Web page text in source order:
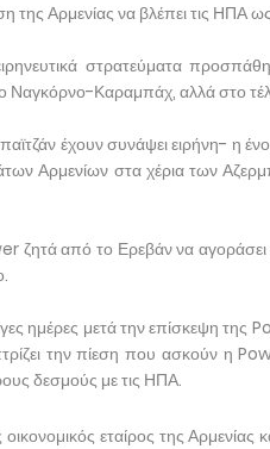
της Αρμενίας να βλέπει τις ΗΠΑ
στρατεύματα
Καραμπάχ, αλλά στο
έχουν συνάψει ειρήνη- η
Αρμενίων στα χέρια των
ζητά από το Ερεβάν να
ημέρες μετά την επίσκεψη
την πίεση που ασκούν η
δεσμούς με τις ΗΠΑ.
εταίρος της Αρμενίας